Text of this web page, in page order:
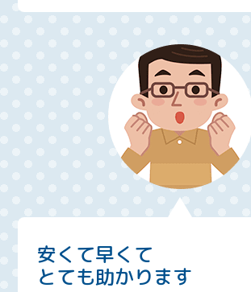
安くて早くて
とても助かります